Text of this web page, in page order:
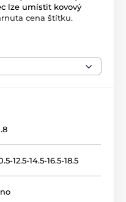
lze umístit kovový
cena štítku.
WF002
12.5-14.5-16.5-18.5